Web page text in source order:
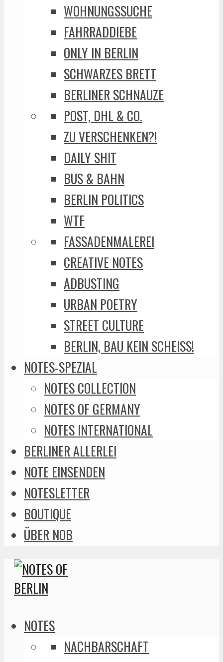
WOHNUNGSSUCHE
FAHRRADDIEBE
ONLY IN BERLIN
SCHWARZES BRETT
BERLINER SCHNAUZE
POST, DHL & CO.
ZU VERSCHENKEN?!
DAILY SHIT
BUS & BAHN
BERLIN POLITICS
WTF
FASSADENMALEREI
CREATIVE NOTES
ADBUSTING
URBAN POETRY
STREET CULTURE
BERLIN, BAU KEIN SCHEISS!
NOTES-SPEZIAL
NOTES COLLECTION
NOTES OF GERMANY
NOTES INTERNATIONAL
BERLINER ALLERLEI
NOTE EINSENDEN
NOTESLETTER
BOUTIQUE
ÜBER NOB
NOTES
NACHBARSCHAFT